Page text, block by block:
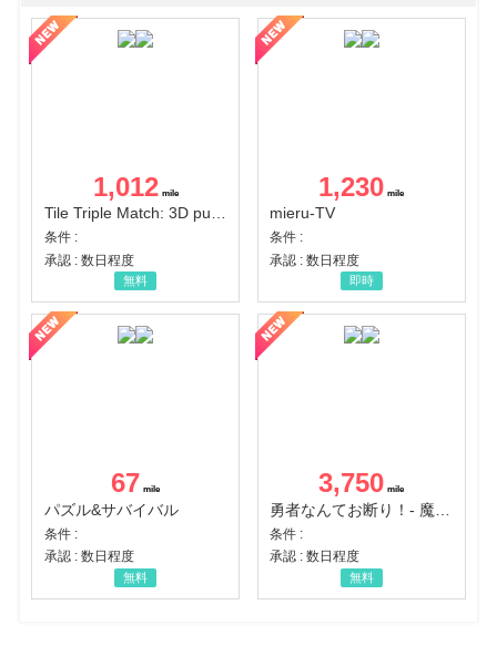
1,012
Tile Triple Match: 3D puzzle
条件 :
承認 : 数日程度
無料
1,230
mieru-TV
条件 :
承認 : 数日程度
即時
67
パズル&サバイバル
条件 :
承認 : 数日程度
無料
3,750
条件 :
承認 : 数日程度
無料